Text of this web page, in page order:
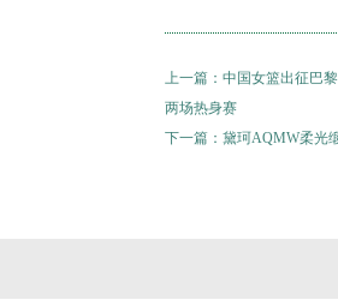
上一篇： 中国女篮出征巴
两场热身赛
下一篇： 黛珂AQMW柔光